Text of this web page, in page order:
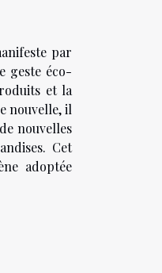
par
geste éco-
et la
nouvelle, il
nouvelles
Cet
adoptée